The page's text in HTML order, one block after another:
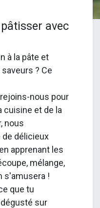
avec
à la pâte et
? Ce
!
nous pour
cuisine et de la
nous
délicieux
apprenant les
mélange,
s'amusera !
tu
sur